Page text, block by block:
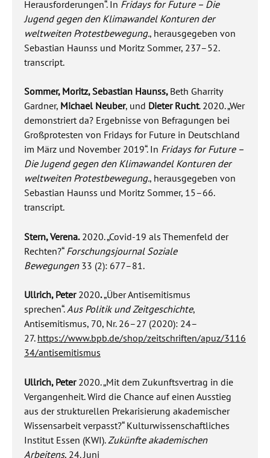
Herausforderungen“. In Fridays for Future – Die
Jugend gegen den Klimawandel Konturen der
weltweiten Protestbewegung., herausgegeben von
Sebastian Haunss und Moritz Sommer, 237–52.
transcript.
Sommer, Moritz, Sebastian Haunss,Beth Gharrity
Gardner, Michael Neuber, und Dieter Rucht. 2020. „Wer
demonstriert da? Ergebnisse von Befragungen bei
Großprotesten von Fridays for Future in Deutschland
im März und November 2019“. In Fridays for Future –
Die Jugend gegen den Klimawandel Konturen der
weltweiten Protestbewegung., herausgegeben von
Sebastian Haunss und Moritz Sommer, 15–66.
transcript.
Stern, Verena.2020. „Covid-19 als Themenfeld der
Rechten?“Forschungsjournal Soziale
Bewegungen33 (2): 677–81.
Ullrich, Peter2020.„Über Antisemitismus
sprechen“.Aus Politik und Zeitgeschichte,
Antisemitismus, 70, Nr. 26–27 (2020): 24–
27.https://www.bpb.de/shop/zeitschriften/apuz/3116
34/antisemitismus
Ullrich, Peter2020. „Mit dem Zukunftsvertrag in die
Vergangenheit. Wird die Chance auf einen Ausstieg
aus der strukturellen Prekarisierung akademischer
Wissensarbeit verpasst?“ Kulturwissenschaftliches
Institut Essen (KWI).Zukünfte akademischen
Arbeitens, 24. Juni